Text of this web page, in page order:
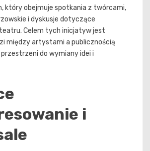
który obejmuje spotkania z twórcami,
i dyskusje dotyczące
Celem tych inicjatyw jest
między artystami a publicznością
do wymiany idei i
i